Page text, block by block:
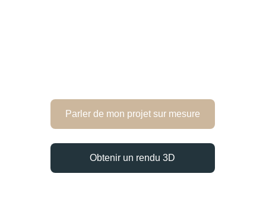
Parler de mon projet sur mesure
Obtenir un rendu 3D